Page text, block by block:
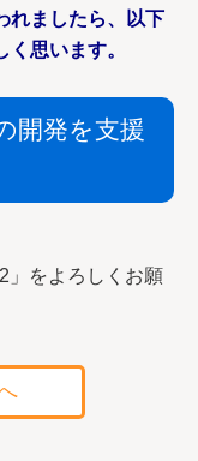
れましたら、以下
思います。
開発を支援
」をよろしくお願